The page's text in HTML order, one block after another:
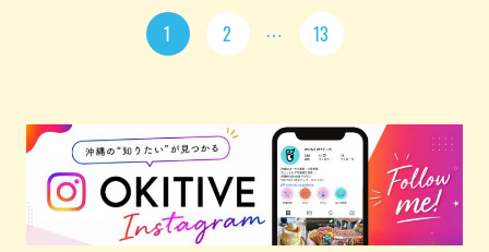
1 2 13